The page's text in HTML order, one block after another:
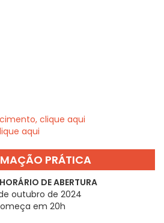
clique aqui
aqui
PRÁTICA
DE ABERTURA
outubro de 2024
em 20h